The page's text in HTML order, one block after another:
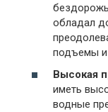
обладал
подъемы и
Высокая
иметь
водные